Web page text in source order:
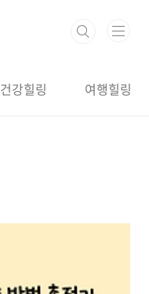
건강힐링 여행힐링